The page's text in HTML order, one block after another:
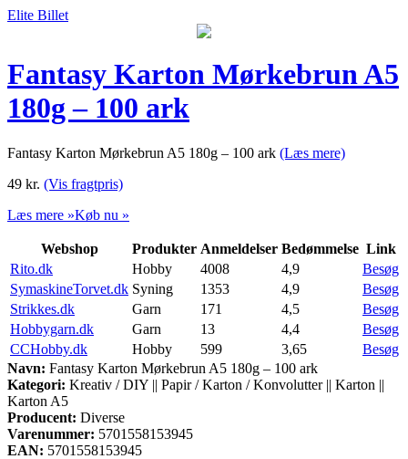
Elite Billet
Fantasy Karton Mørkebrun A5
180g – 100 ark
Fantasy Karton Mørkebrun A5 180g – 100 ark (Læs mere)
49 kr. (Vis fragtpris)
Læs mere »Køb nu »
Webshop Produkter Anmeldelser Bedømmelse Link
Rito.dk
Hobby 4008 4,9
Besøg
SymaskineTorvet.dk Syning 1353 4,9
Besøg
Strikkes.dk
Garn 171 4,5
Besøg
Hobbygarn.dk
Garn 13 4,4
Besøg
CCHobby.dk
Hobby 599 3,65
Besøg
Navn: Fantasy Karton Mørkebrun A5 180g – 100 ark
Kategori: Kreativ / DIY || Papir / Karton / Konvolutter || Karton ||
Karton A5
Producent: Diverse
Varenummer: 5701558153945
EAN: 5701558153945